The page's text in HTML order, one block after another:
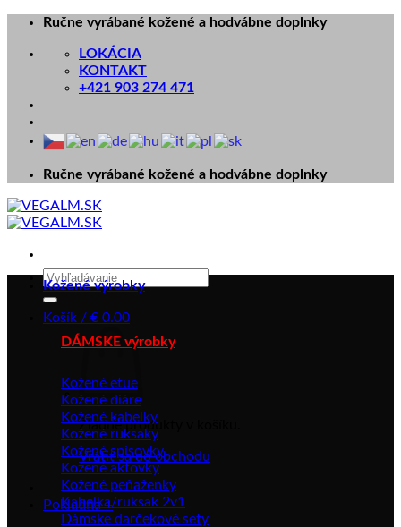
Skip
content
Ručne vyrábané kožené a hodvábne doplnky
LOKÁCIA
KONTAKT
+421 903 274 471
Ručne vyrábané kožené a hodvábne doplnky
Hľadať:
Košík / € 0.00
Žiadne produkty v košíku.
Vrátiť sa do obchodu
Pokladňa +
Kožené výrobky
DÁMSKE výrobky
Kožené etue
Kožené diáre
Kožené kabelky
Kožené ruksaky
Kožené spisovky
Kožené aktovky
Kožené peňaženky
Kabelka/ruksak 2v1
Dámske darčekové sety